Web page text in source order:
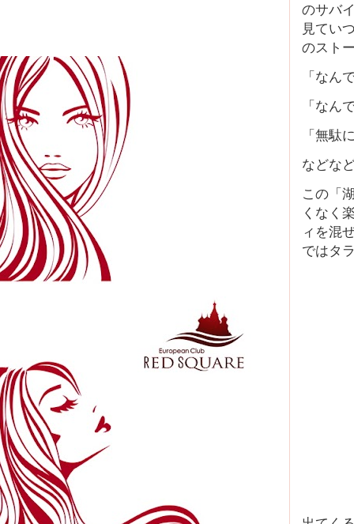
のサバ
見てい
のスト
「なん
「なん
「無駄
などな
この「
くなく
ィを混
ではタ